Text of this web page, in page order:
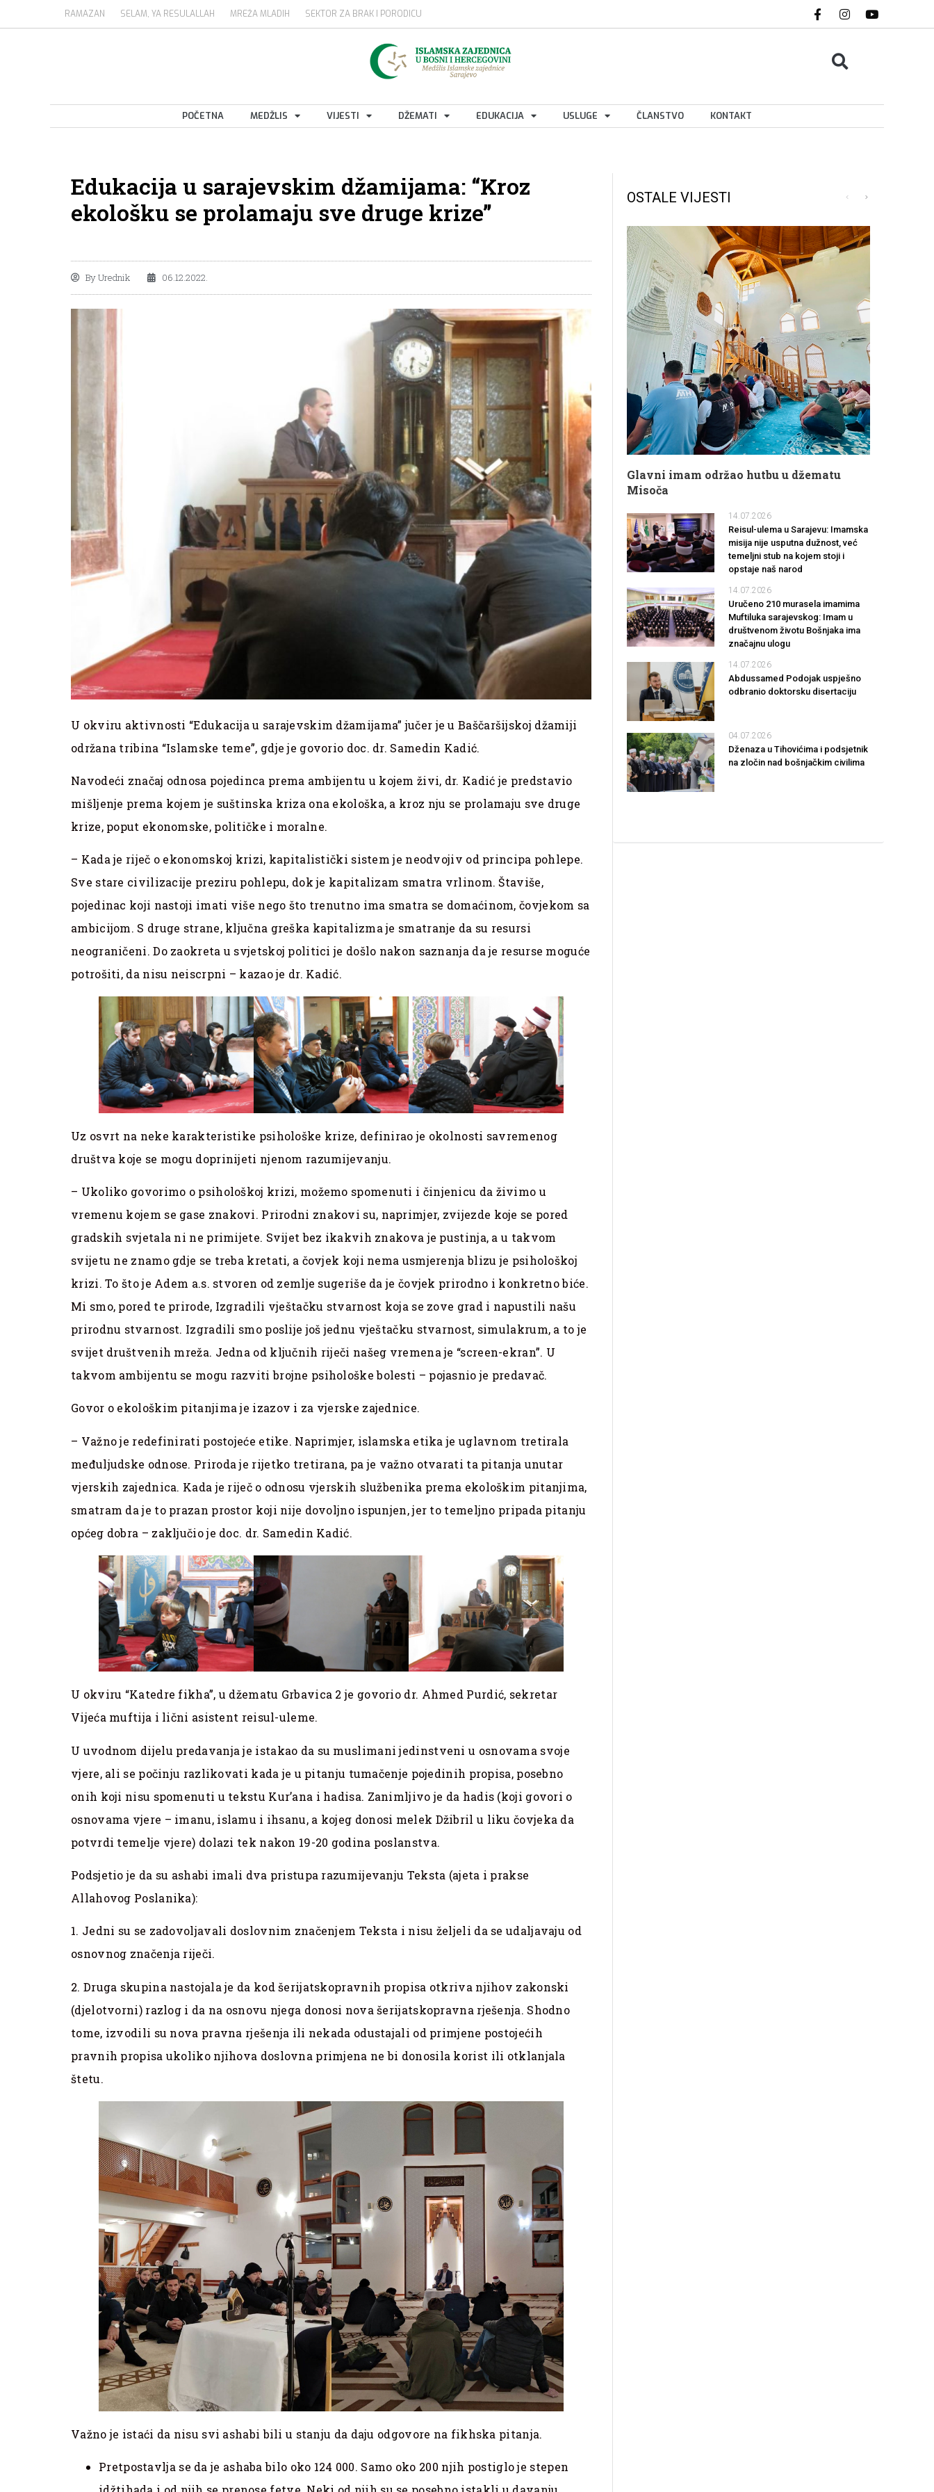
RAMAZAN SELAM, YA RESULALLAH MREŽA MLADIH SEKTOR ZA BRAK I PORODICU
POČETNA MEDŽLIS VIJESTI DŽEMATI EDUKACIJA USLUGE ČLANSTVO KONTAKT
Edukacija u sarajevskim džamijama: “Kroz
ekološku se prolamaju sve druge krize”
ByUrednik 06.12.2022.
U okviru aktivnosti “Edukacija u sarajevskim džamijama” jučer je u Baščaršijskoj džamiji
održana tribina “Islamske teme”, gdje je govorio doc. dr. Samedin Kadić.
Navodeći značaj odnosa pojedinca prema ambijentu u kojem živi, dr. Kadić je predstavio
mišljenje prema kojem je suštinska kriza ona ekološka, a kroz nju se prolamaju sve druge
krize, poput ekonomske, političke i moralne.
– Kada je riječ o ekonomskoj krizi, kapitalistički sistem je neodvojiv od principa pohlepe.
Sve stare civilizacije preziru pohlepu, dok je kapitalizam smatra vrlinom. Štaviše,
pojedinac koji nastoji imati više nego što trenutno ima smatra se domaćinom, čovjekom sa
ambicijom. S druge strane, ključna greška kapitalizma je smatranje da su resursi
neograničeni. Do zaokreta u svjetskoj politici je došlo nakon saznanja da je resurse moguće
potrošiti, da nisu neiscrpni – kazao je dr. Kadić.
Uz osvrt na neke karakteristike psihološke krize, definirao je okolnosti savremenog
društva koje se mogu doprinijeti njenom razumijevanju.
– Ukoliko govorimo o psihološkoj krizi, možemo spomenuti i činjenicu da živimo u
vremenu kojem se gase znakovi. Prirodni znakovi su, naprimjer, zvijezde koje se pored
gradskih svjetala ni ne primijete. Svijet bez ikakvih znakova je pustinja, a u takvom
svijetu ne znamo gdje se treba kretati, a čovjek koji nema usmjerenja blizu je psihološkoj
krizi. To što je Adem a.s. stvoren od zemlje sugeriše da je čovjek prirodno i konkretno biće.
Mi smo, pored te prirode, Izgradili vještačku stvarnost koja se zove grad i napustili našu
prirodnu stvarnost. Izgradili smo poslije još jednu vještačku stvarnost, simulakrum, a to je
svijet društvenih mreža. Jedna od ključnih riječi našeg vremena je “screen-ekran”. U
takvom ambijentu se mogu razviti brojne psihološke bolesti – pojasnio je predavač.
Govor o ekološkim pitanjima je izazov i za vjerske zajednice.
– Važno je redefinirati postojeće etike. Naprimjer, islamska etika je uglavnom tretirala
međuljudske odnose. Priroda je rijetko tretirana, pa je važno otvarati ta pitanja unutar
vjerskih zajednica. Kada je riječ o odnosu vjerskih službenika prema ekološkim pitanjima,
smatram da je to prazan prostor koji nije dovoljno ispunjen, jer to temeljno pripada pitanju
općeg dobra – zaključio je doc. dr. Samedin Kadić.
U okviru “Katedre fikha”, u džematu Grbavica 2 je govorio dr. Ahmed Purdić, sekretar
Vijeća muftija i lični asistent reisul-uleme.
U uvodnom dijelu predavanja je istakao da su muslimani jedinstveni u osnovama svoje
vjere, ali se počinju razlikovati kada je u pitanju tumačenje pojedinih propisa, posebno
onih koji nisu spomenuti u tekstu Kur’ana i hadisa. Zanimljivo je da hadis (koji govori o
osnovama vjere – imanu, islamu i ihsanu, a kojeg donosi melek Džibril u liku čovjeka da
potvrdi temelje vjere) dolazi tek nakon 19-20 godina poslanstva.
Podsjetio je da su ashabi imali dva pristupa razumijevanju Teksta (ajeta i prakse
Allahovog Poslanika):
1. Jedni su se zadovoljavali doslovnim značenjem Teksta i nisu željeli da se udaljavaju od
osnovnog značenja riječi.
2. Druga skupina nastojala je da kod šerijatskopravnih propisa otkriva njihov zakonski
(djelotvorni) razlog i da na osnovu njega donosi nova šerijatskopravna rješenja. Shodno
tome, izvodili su nova pravna rješenja ili nekada odustajali od primjene postojećih
pravnih propisa ukoliko njihova doslovna primjena ne bi donosila korist ili otklanjala
štetu.
Važno je istaći da nisu svi ashabi bili u stanju da daju odgovore na fikhska pitanja.
Pretpostavlja se da je ashaba bilo oko 124 000. Samo oko 200 njih postiglo je stepen
OSTALE VIJESTI
Glavni imam održao hutbu u džematu
Misoča
14.07.2026
Reisul-ulema u Sarajevu: Imamska
misija nije usputna dužnost, već
temeljni stub na kojem stoji i
opstaje naš narod
14.07.2026
Uručeno 210 murasela imamima
Muftiluka sarajevskog: Imam u
društvenom životu Bošnjaka ima
značajnu ulogu
14.07.2026
Abdussamed Podojak uspješno
odbranio doktorsku disertaciju
04.07.2026
Dženaza u Tihovićima i podsjetnik
na zločin nad bošnjačkim civilima